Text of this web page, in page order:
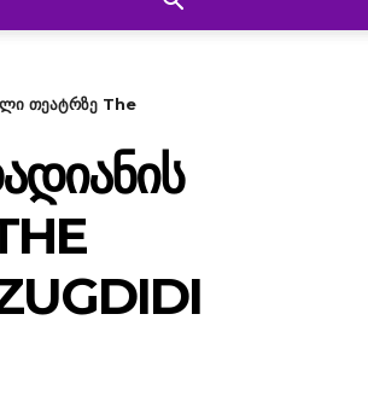
თეატრზე The